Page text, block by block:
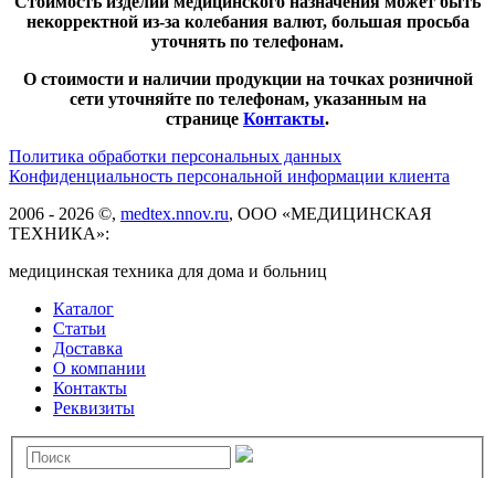
некорректной из-за колебания валют, большая просьба
уточнять по телефонам.
О стоимости и наличии продукции на точках розничной
сети уточняйте по телефонам, указанным на
странице Контакты.
Политика обработки персональных данных
Конфиденциальность персональной информации клиента
2006 - 2026 ©, medtex.nnov.ru, ООО «МЕДИЦИНСКАЯ
ТЕХНИКА»:
медицинская техника для дома и больниц
Каталог
Статьи
Доставка
О компании
Контакты
Реквизиты